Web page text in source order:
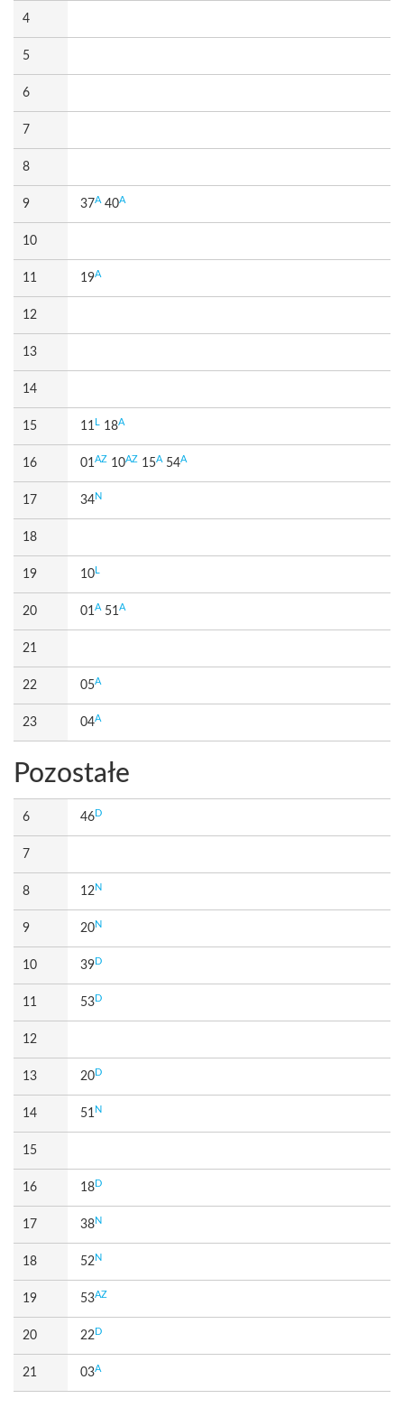
4
5
6
7
8
9 37A40A
10
11 19A
12
13
14
15 11 18A
16 01AZ 10AZ 15A54A
17 34 N
18
19 10
20 01A51A
21
22 05A
23 04A
Pozostałe
6 46 D
7
8 12 N
9 20 N
10 39 D
11 53 D
12
13 20 D
14 51 N
15
16 18 D
17 38 N
18 52 N
19 53AZ
20 22 D
21 03A